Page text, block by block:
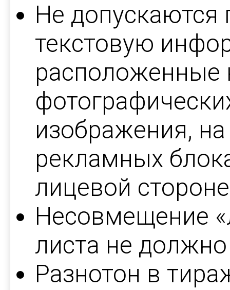
Не
текстовую
расположенные
изображения,
рекламных
лицевой
Несовмещение
листа не
Разнотон в